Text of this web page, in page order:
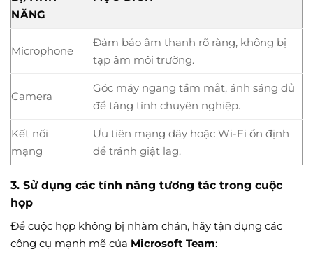
NĂNG
Microphone
Đảm bảo âm thanh rõ ràng, không bị
tạp âm môi trường.
Camera
Góc máy ngang tầm mắt, ánh sáng đủ
để tăng tính chuyên nghiệp.
Kết nối
mạng
Ưu tiên mạng dây hoặc Wi-Fi ổn định
để tránh giật lag.
3. Sử dụng các tính năng tương tác trong cuộc
họp
Để cuộc họp không bị nhàm chán, hãy tận dụng các
công cụ mạnh mẽ của Microsoft Team: